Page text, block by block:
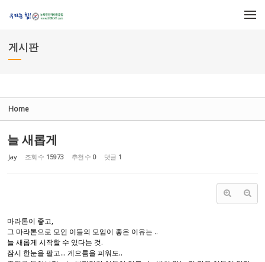
게시판
Home
늘 새롭게
Jay 조회 수 15973 추천 수 0 댓글 1
마라톤이 좋고,
그 마라톤으로 모인 이들의 모임이 좋은 이유는 ..
늘 새롭게 시작할 수 있다는 것.
잠시 한눈을 팔고... 게으름을 피워도..